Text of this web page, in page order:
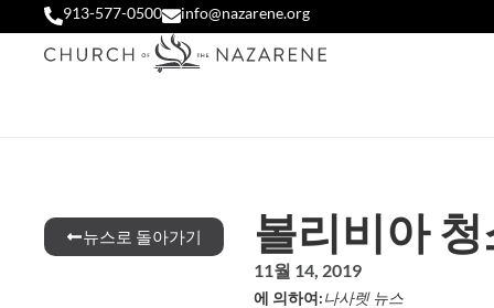
913-577-0500 info@nazarene.org
뉴스로 돌아가기 볼리비아
11월 14, 2019
에 의하여:나사렛 뉴스